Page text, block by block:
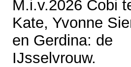
M.i.v.2026 Cobi
Kate, Yvonne
en Gerdina: de
IJsselvrouw.